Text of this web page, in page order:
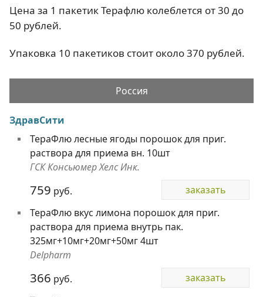
Цена за 1 пакетик Терафлю колеблется от 30 до
50 рублей.
Упаковка 10 пакетиков стоит около 370 рублей.
Россия
ЗдравСити
ТераФлю лесные ягоды порошок для приг.
раствора для приема вн. 10шт
ГСК Консьюмер Хелс Инк.
759 руб.
заказать
ТераФлю вкус лимона порошок для приг.
раствора для приема внутрь пак.
325мг+10мг+20мг+50мг 4шт
Delpharm
366 руб.
заказать